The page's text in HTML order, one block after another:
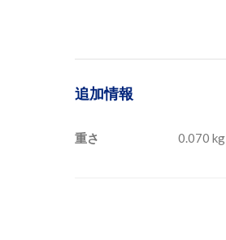
追加情報
重さ 0.070 kg